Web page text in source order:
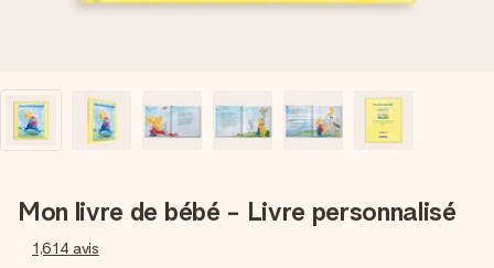
Mon livre de bébé - Livre personnalisé
1,614 avis